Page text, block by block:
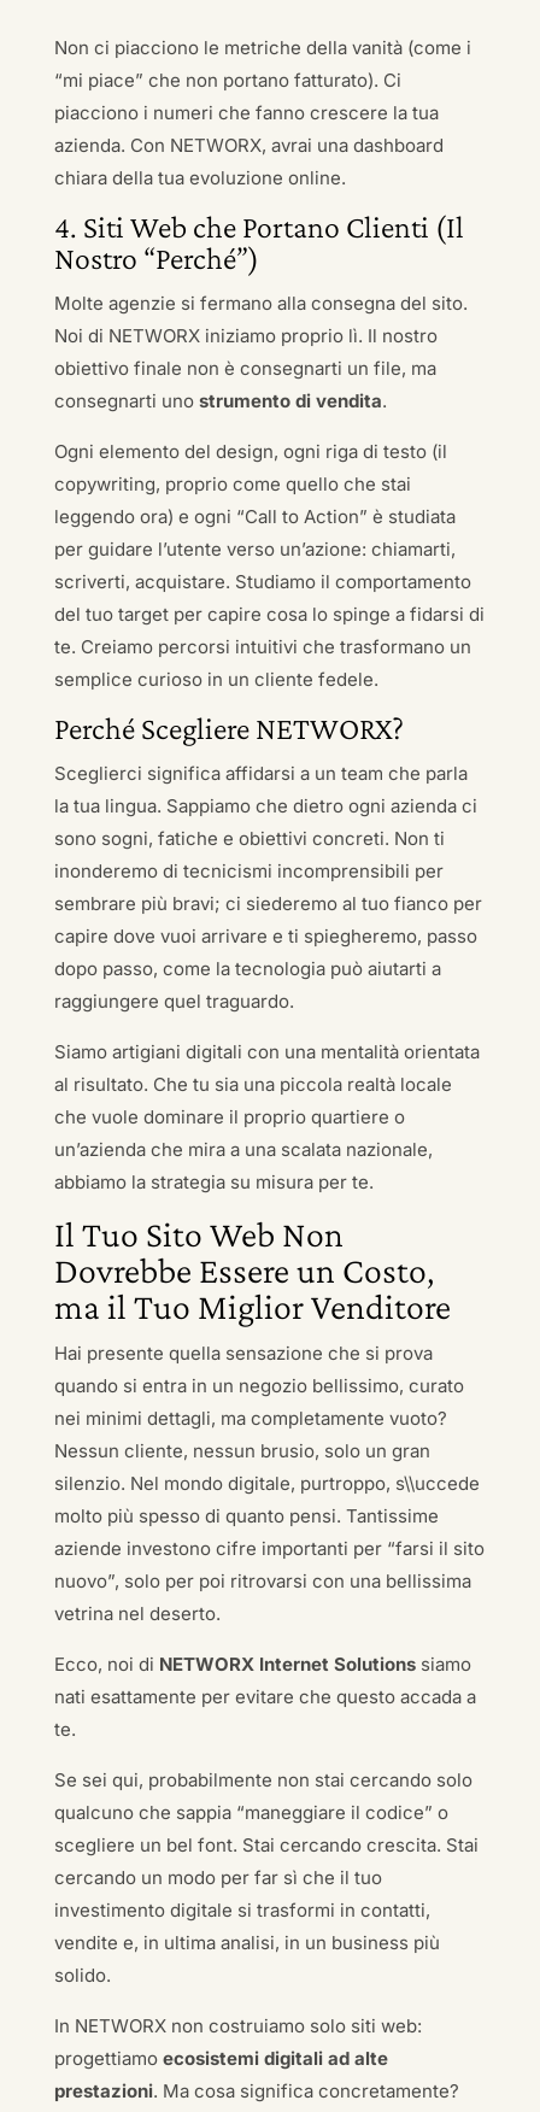
Non ci piacciono le metriche della vanità (come i
“mi piace” che non portano fatturato). Ci
piacciono i numeri che fanno crescere la tua
azienda. Con NETWORX, avrai una dashboard
chiara della tua evoluzione online.
4. Siti Web che Portano Clienti (Il
Nostro “Perché”)
Molte agenzie si fermano alla consegna del sito.
Noi di NETWORX iniziamo proprio lì. Il nostro
obiettivo finale non è consegnarti un file, ma
consegnarti uno strumento di vendita.
Ogni elemento del design, ogni riga di testo (il
copywriting, proprio come quello che stai
leggendo ora) e ogni “Call to Action” è studiata
per guidare l’utente verso un’azione: chiamarti,
scriverti, acquistare. Studiamo il comportamento
del tuo target per capire cosa lo spinge a fidarsi di
te. Creiamo percorsi intuitivi che trasformano un
semplice curioso in un cliente fedele.
Perché Scegliere NETWORX?
Sceglierci significa affidarsi a un team che parla
la tua lingua. Sappiamo che dietro ogni azienda ci
sono sogni, fatiche e obiettivi concreti. Non ti
inonderemo di tecnicismi incomprensibili per
sembrare più bravi; ci siederemo al tuo fianco per
capire dove vuoi arrivare e ti spiegheremo, passo
dopo passo, come la tecnologia può aiutarti a
raggiungere quel traguardo.
Siamo artigiani digitali con una mentalità orientata
al risultato. Che tu sia una piccola realtà locale
che vuole dominare il proprio quartiere o
un’azienda che mira a una scalata nazionale,
abbiamo la strategia su misura per te.
Il Tuo Sito Web Non
Dovrebbe Essere un Costo,
ma il Tuo Miglior Venditore
Hai presente quella sensazione che si prova
quando si entra in un negozio bellissimo, curato
nei minimi dettagli, ma completamente vuoto?
Nessun cliente, nessun brusio, solo un gran
silenzio. Nel mondo digitale, purtroppo, s\\uccede
molto più spesso di quanto pensi. Tantissime
aziende investono cifre importanti per “farsi il sito
nuovo”, solo per poi ritrovarsi con una bellissima
vetrina nel deserto.
Ecco, noi di NETWORX Internet Solutionssiamo
nati esattamente per evitare che questo accada a
te.
Se sei qui, probabilmente non stai cercando solo
qualcuno che sappia “maneggiare il codice” o
scegliere un bel font. Stai cercando crescita. Stai
cercando un modo per far sì che il tuo
investimento digitale si trasformi in contatti,
vendite e, in ultima analisi, in un business più
solido.
In NETWORX non costruiamo solo siti web:
progettiamo ecosistemi digitali ad alte
prestazioni. Ma cosa significa concretamente?